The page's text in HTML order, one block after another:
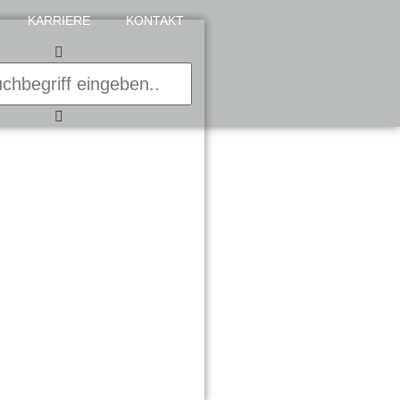
KARRIERE KONTAKT